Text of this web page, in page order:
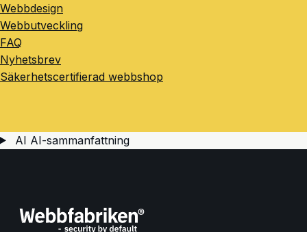
Webbdesign
Webbutveckling
FAQ
Nyhetsbrev
Säkerhetscertifierad webbshop
AI AI-sammanfattning